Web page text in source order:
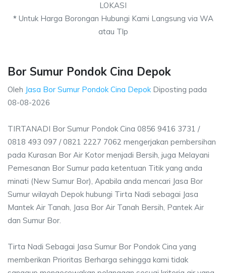
LOKASI
*Untuk Harga Borongan Hubungi Kami Langsung via WA
atau Tlp
Bor Sumur Pondok Cina Depok
Oleh Jasa Bor Sumur Pondok Cina Depok Diposting pada
08-08-2026
TIRTANADI Bor Sumur Pondok Cina 0856 9416 3731 /
0818 493 097 / 0821 2227 7062 mengerjakan pembersihan
pada Kurasan Bor Air Kotor menjadi Bersih, juga Melayani
Pemesanan Bor Sumur pada ketentuan Titik yang anda
minati (New Sumur Bor), Apabila anda mencari Jasa Bor
Sumur wilayah Depok hubungi Tirta Nadi sebagai Jasa
Mantek Air Tanah, Jasa Bor Air Tanah Bersih, Pantek Air
dan Sumur Bor.
Tirta Nadi Sebagai Jasa Sumur Bor Pondok Cina yang
memberikan Prioritas Berharga sehingga kami tidak